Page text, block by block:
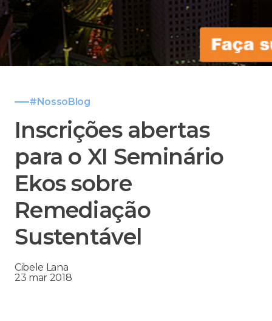
#NossoBlog
Inscrições abertas
para o XI Seminário
Ekos sobre
Remediação
Sustentável
Cibele Lana
23 mar 2018